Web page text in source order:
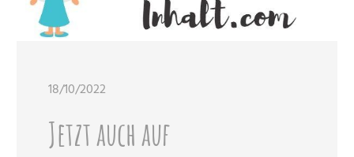
18/10/2022
Jetzt auch auf